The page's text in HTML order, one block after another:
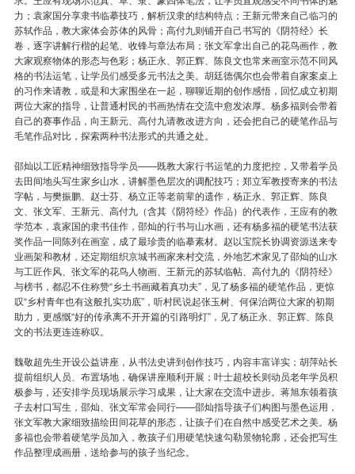
力；袁家国分享隶书临摹技巧，解析汉隶的结构特点；王新元带来自己临习的
苏轼作品，教大家体会苏体的风骨；高付九则铺开自己书写的《阴符经》长
卷，逐字讲解行楷的起笔、收锋与章法布局；张文军拿出自己的花鸟画作，教
大家观察物体的形态与色彩；杨正永、郭正辉、陈良文也常来画室示范不同风
格的书法运笔，让学员们感受多元书法之美。胡廷德偶尔也会带着自家案桌上
的习作来请教，或是和大家围坐在一起，聊聊近期的创作感悟，回忆成立初期
两位大家的指导，让普通村民的书画热情在交流中愈发浓厚。杨多福则会带着
自己的赛事作品，向王新元、高付九请教改进方向，还会把自己的硬笔作品与
毛笔作品对比，探索两种书法形式的共通之处。
邵灿以工匠精神细致指导学员——既教大家行书运笔的力度把控，又带着学员
去田间地头写生家乡山水，讲解墨色层次的调配技巧；郑立军教授寄来的书法
字帖，与樊振鹏、赵士芬、杨立正等老前辈的遗作，杨正永、郭正辉、陈良
文、张文军、王新元、高付九（含其《阴符经》作品）的代表作，王应有的教
学范本，袁家国的隶书佳作，邵灿的行书与山水画，还有杨多福的硬笔书法获
奖作品一同陈列在画室，成了最珍贵的临摹素材。赵以宝院长协调资源送来专
业画架和教材，还定期组织京城书画家来村交流，外地艺术家见了邵灿的山水
与工匠作风、张文军的花鸟人物画、王新元的苏轼临帖、高付九的《阴符经》
与榜书，都忍不住称赞“乡土书画藏着真功夫”，见了杨多福的硬笔作品，更惊
叹“乡村青年也有这般扎实功底”，听村民说起张玉树、何保治两位大家的初期
助力，更感慨“好的传承离不开开篇的引路明灯”，见了杨正永、郭正辉、陈良
文的书法更连连称叹。
魏敬超先生开设公益讲座，从书法史讲到创作技巧，内容丰富详实；胡萍站长
提前组织人员、布置场地，确保讲座顺利开展；叶士超校长则动员老年学员积
极参与，还安排学员现场展示学习成果，让大家在交流中进步。蒋旭东领着孩
子去村口写生，邵灿、张文军常会同行——邵灿指导孩子们构图与墨色运用，
张文军教大家细致描绘田间花草的形态，让孩子们在自然中感受艺术之美。杨
多福也会带着硬笔学员加入，教孩子们用硬笔快速勾勒景物轮廓，还会把写生
作品整理成画册，送给参与的孩子当纪念。